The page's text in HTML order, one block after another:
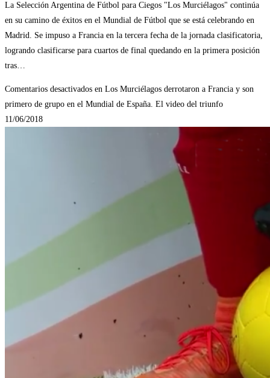
La Selección Argentina de Fútbol para Ciegos "Los Murciélagos" continúa
en su camino de éxitos en el Mundial de Fútbol que se está celebrando en
Madrid. Se impuso a Francia en la tercera fecha de la jornada clasificatoria,
logrando clasificarse para cuartos de final quedando en la primera posición
tras…
Comentarios desactivados en Los Murciélagos derrotaron a Francia y son
primero de grupo en el Mundial de España. El video del triunfo
11/06/2018